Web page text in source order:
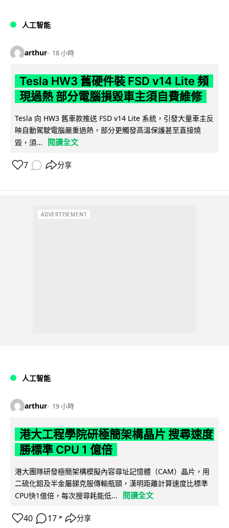
人工智能
arthur 18 小時
Tesla HW3 舊硬件裝 FSD v14 Lite 頻
現過熱 部分電腦損毀車主須自費維修
Tesla 向 HW3 舊車款推送 FSD v14 Lite 系統，引發大量車主反
映自動駕駛電腦嚴重過熱，部分更觸發高溫保護甚至直接燒
毀，須...
閱讀全文
7 分享
ADVERTISEMENT
人工智能
arthur 19 小時
港大工程學院研極簡架構晶片 搜尋速度
勝標準 CPU 1 億倍
港大團隊研發極簡架構模擬內容尋址記憶體（CAM）晶片，用
二硫化鉬及半金屬銻克服傳輸瓶頸，漢明距離計算速度比標準
CPU快1億倍，每次搜尋耗能低...
閱讀全文
40 17 ↗ 分享